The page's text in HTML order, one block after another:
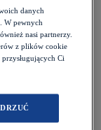
- jakie
dzieci?
danych
W pewnych
nasi partnerzy.
z plików cookie
Ci